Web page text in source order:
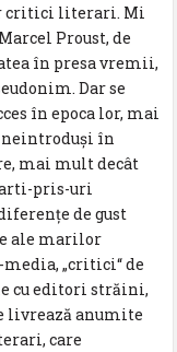
critici literari. Mi
Proust, de
în presa vremii,
Dar se
în epoca lor, mai
neintroduși în
mai mult decât
pris-uri
de gust
ale marilor
„critici“ de
cu editori străini,
livrează anumite
care